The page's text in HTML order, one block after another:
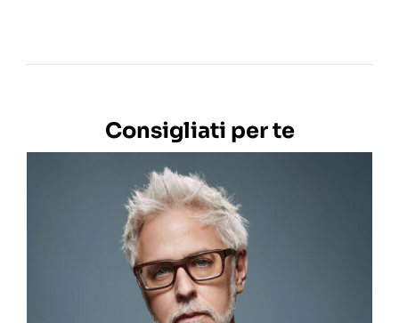
Consigliati per te